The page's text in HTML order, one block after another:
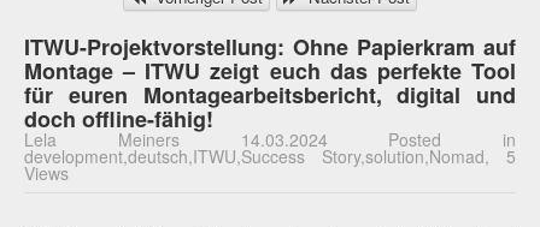
ITWU-Projektvorstellung: Ohne Papierkram auf
Montage – ITWU zeigt euch das perfekte Tool
für euren Montagearbeitsbericht, digital und
doch offline-fähig!
Lela Meiners 14.03.2024 Posted in
development,deutsch,ITWU,Success Story,solution,Nomad, 5
Views